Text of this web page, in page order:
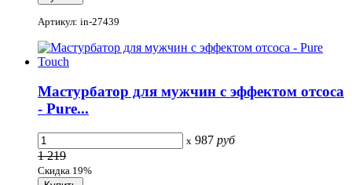
Артикул: in-27439
Мастурбатор для мужчин с эффектом отсоса
- Pure...
x 987 руб
1 219
Скидка 19%